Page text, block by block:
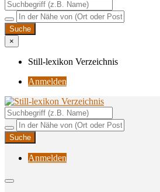
×
Still-lexikon Verzeichnis
Anmelden
Still-lexikon Verzeichnis
Unterstützungsangebote rund ums Stillen
Anmelden